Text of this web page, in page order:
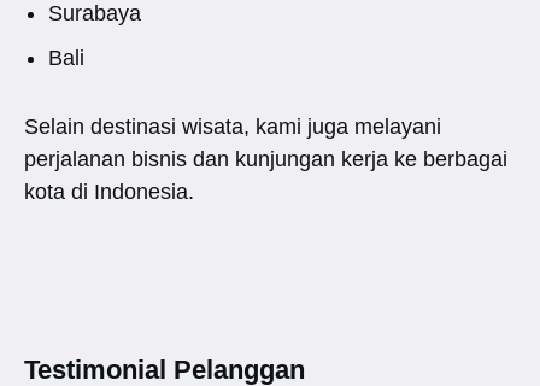
Surabaya
Bali
Selain destinasi wisata, kami juga melayani
perjalanan bisnis dan kunjungan kerja ke berbagai
kota di Indonesia.
Testimonial Pelanggan